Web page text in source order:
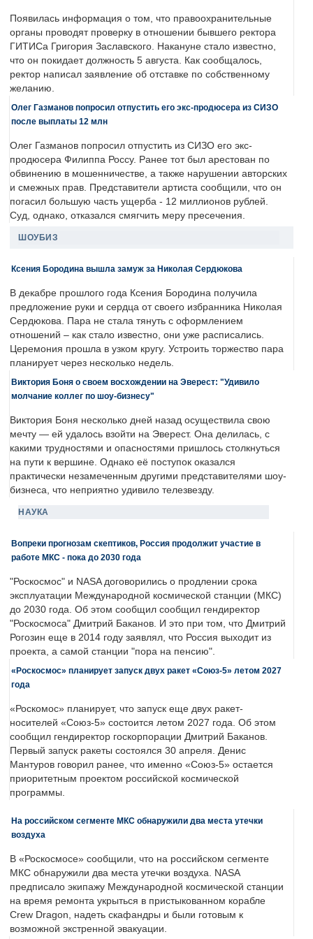
Появилась информация о том, что правоохранительные
органы проводят проверку в отношении бывшего ректора
ГИТИСа Григория Заславского. Накануне стало известно,
что он покидает должность 5 августа. Как сообщалось,
ректор написал заявление об отставке по собственному
желанию.
Олег Газманов попросил отпустить его экс-продюсера из СИЗО
после выплаты 12 млн
Олег Газманов попросил отпустить из СИЗО его экс-
продюсера Филиппа Россу. Ранее тот был арестован по
обвинению в мошенничестве, а также нарушении авторских
и смежных прав. Представители артиста сообщили, что он
погасил большую часть ущерба - 12 миллионов рублей.
Суд, однако, отказался смягчить меру пресечения.
ШОУБИЗ
Ксения Бородина вышла замуж за Николая Сердюкова
В декабре прошлого года Ксения Бородина получила
предложение руки и сердца от своего избранника Николая
Сердюкова. Пара не стала тянуть с оформлением
отношений – как стало известно, они уже расписались.
Церемония прошла в узком кругу. Устроить торжество пара
планирует через несколько недель.
Виктория Боня о своем восхождении на Эверест: "Удивило
молчание коллег по шоу-бизнесу"
Виктория Боня несколько дней назад осуществила свою
мечту — ей удалось взойти на Эверест. Она делилась, с
какими трудностями и опасностями пришлось столкнуться
на пути к вершине. Однако её поступок оказался
практически незамеченным другими представителями шоу-
бизнеса, что неприятно удивило телезвезду.
НАУКА
Вопреки прогнозам скептиков, Россия продолжит участие в
работе МКС - пока до 2030 года
"Роскосмос" и NASA договорились о продлении срока
эксплуатации Международной космической станции (МКС)
до 2030 года. Об этом сообщил сообщил гендиректор
"Роскосмоса" Дмитрий Баканов. И это при том, что Дмитрий
Рогозин еще в 2014 году заявлял, что Россия выходит из
проекта, а самой станции "пора на пенсию".
«Роскосмос» планирует запуск двух ракет «Союз-5» летом 2027
года
«Роскомос» планирует, что запуск еще двух ракет-
носителей «Союз-5» состоится летом 2027 года. Об этом
сообщил гендиректор госкорпорации Дмитрий Баканов.
Первый запуск ракеты состоялся 30 апреля. Денис
Мантуров говорил ранее, что именно «Союз-5» остается
приоритетным проектом российской космической
программы.
На российском сегменте МКС обнаружили два места утечки
воздуха
В «Роскосмосе» сообщили, что на российском сегменте
МКС обнаружили два места утечки воздуха. NASA
предписало экипажу Международной космической станции
на время ремонта укрыться в пристыкованном корабле
Crew Dragon, надеть скафандры и были готовым к
возможной экстренной эвакуации.